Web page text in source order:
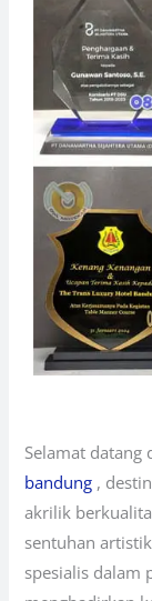
Selamat
bandung ,
akrilik
sentuhan
spesialis dalam